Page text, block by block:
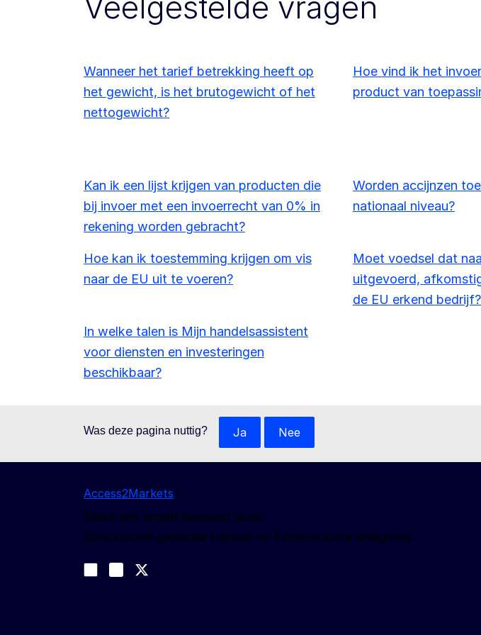
Wanneer het tarief betrekking heeft op
het gewicht, is het brutogewicht of het
nettogewicht?
Hoe vind ik het
product van
Kan ik een lijst krijgen van producten die
bij invoer met een invoerrecht van 0% in
rekening worden gebracht?
Worden accijnzen
nationaal niveau?
Hoe kan ik toestemming krijgen om vis
naar de EU uit te voeren?
Moet voedsel dat
uitgevoerd,
de EU erkend bedrijf?
In welke talen is Mijn handelsassistent
voor diensten en investeringen
beschikbaar?
Was deze pagina nuttig? Ja Nee
Access2Markets
Deze site wordt beheerd door:
Directoraat-generaal Handel en Economische Veiligheid
Join us on LinkedIn
Trade-Off podcast